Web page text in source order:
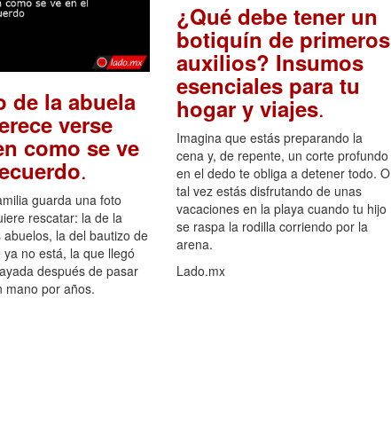
de la abuela
verse
como se ve
.
guarda una foto
rescatar: la de la
la del bautizo de
no está, la que llegó
después de pasar
mano por años.
¿Qué debe tener un
botiquín de primeros
auxilios? Insumos
esenciales para tu
hogar y viajes.
Imagina que estás preparando la
cena y, de repente, un corte profundo
en el dedo te obliga a detener todo. O
tal vez estás disfrutando de unas
vacaciones en la playa cuando tu hijo
se raspa la rodilla corriendo por la
arena.
Lado.mx